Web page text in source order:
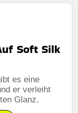
Soft Silk
es eine
er verleiht
Glanz.